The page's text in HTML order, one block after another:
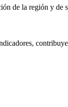
de la región y de